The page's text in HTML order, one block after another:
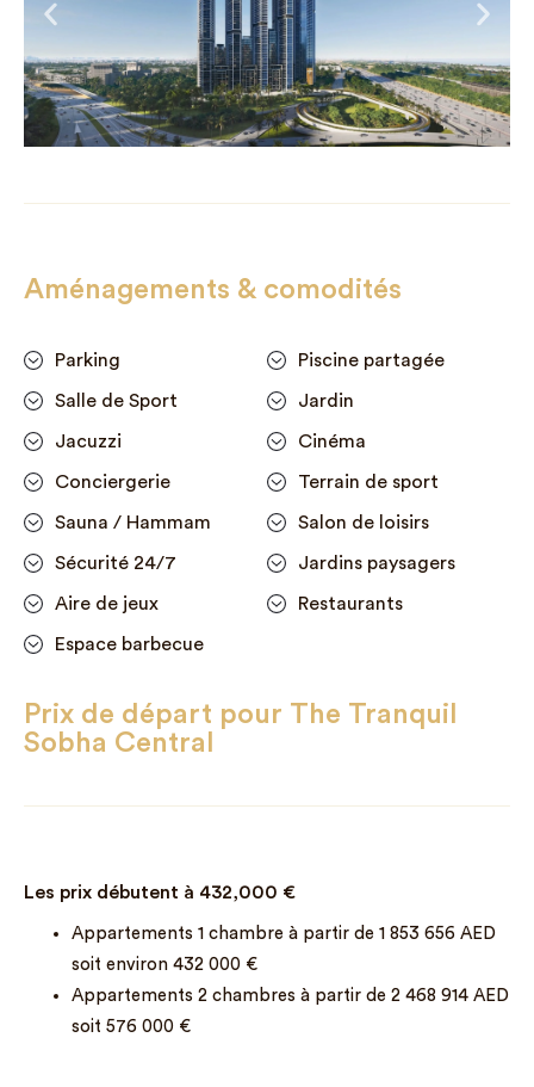
Aménagements & comodités
Parking Piscine partagée
Salle de Sport Jardin
Jacuzzi Cinéma
Conciergerie Terrain de sport
Sauna / Hammam Salon de loisirs
Sécurité 24/7 Jardins paysagers
Aire de jeux Restaurants
Espace barbecue
Prix de départ pour The Tranquil
Sobha Central
Les prix débutent à 432,000 €
Appartements 1 chambre à partir de 1 853 656 AED
soit environ 432 000 €
Appartements 2 chambres à partir de 2 468 914 AED
soit 576 000 €